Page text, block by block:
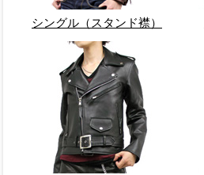
シングル（スタンド襟）